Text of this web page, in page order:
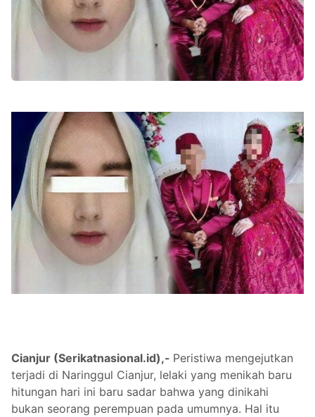
Cianjur (Serikatnasional.id),- Peristiwa mengejutkan
terjadi di Naringgul Cianjur, lelaki yang menikah baru
hitungan hari ini baru sadar bahwa yang dinikahi
bukan seorang perempuan pada umumnya. Hal itu